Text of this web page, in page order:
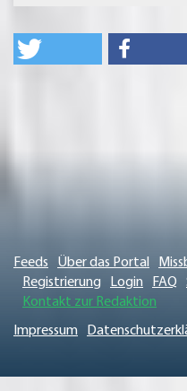
Feeds Über das Portal
Registrierung
Login FAQ
Kontakt zur Redaktion
Impressum